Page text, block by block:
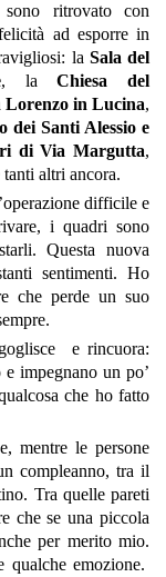
ritrovato con
ad esporre in
la Sala del
, laChiesa del
Lorenzo in Lucina,
dei Santi Alessio e
di Via Margutta,
tanti altri ancora.
difficile e
i quadri sono
Questa nuova
sentimenti. Ho
che perde un suo
e rincuora:
impegnano un po’
che ho fatto
mentre le persone
compleanno, tra il
Tra quelle pareti
che se una piccola
per merito mio.
emozione.